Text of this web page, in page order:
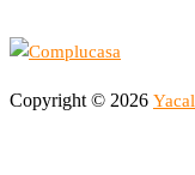
Copyright © 2026 Yacal